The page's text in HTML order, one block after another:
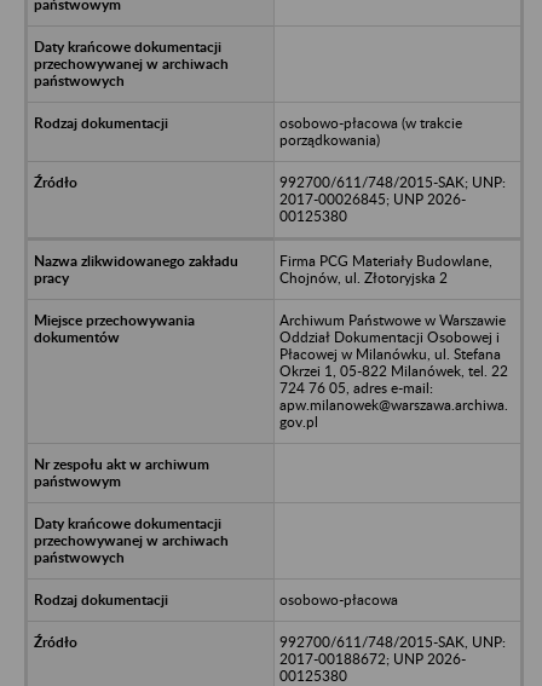
osobowo-płacowa (w trakcie
porządkowania)
992700/611/748/2015-SAK; UNP:
2017-00026845; UNP 2026-
00125380
Firma PCG Materiały Budowlane,
Chojnów, ul. Złotoryjska 2
Archiwum Państwowe w Warszawie
Oddział Dokumentacji Osobowej i
Płacowej w Milanówku, ul. Stefana
Okrzei 1, 05-822 Milanówek, tel. 22
724 76 05, adres e-mail:
apw.milanowek@warszawa.archiwa.
gov.pl
osobowo-płacowa
992700/611/748/2015-SAK, UNP:
2017-00188672; UNP 2026-
00125380